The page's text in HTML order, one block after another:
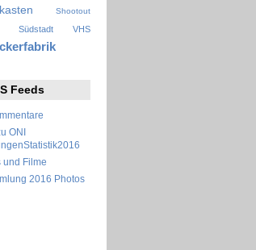
Shootout
Südstadt
VHS
Feeds
ONI
und Filme
2016 Photos